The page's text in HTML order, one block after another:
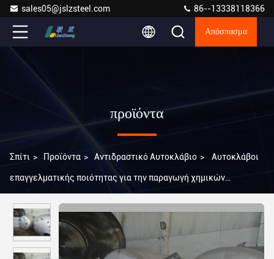
sales05@jslzsteel.com 86--13338118366
Απόσπασμα
προϊόντα
Σπίτι > Προϊόντα > Αντιδραστικό Αυτοκλάβιο > Αυτοκλάβοι
επαγγελματικής ποιότητας για την παραγωγή χημικών